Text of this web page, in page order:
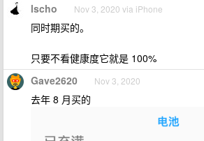
lscho Nov 3, 2020 via iPhone
同时期买的。
只要不看健康度它就是 100%
Gave2620 Nov 3, 2020
去年 8 月买的